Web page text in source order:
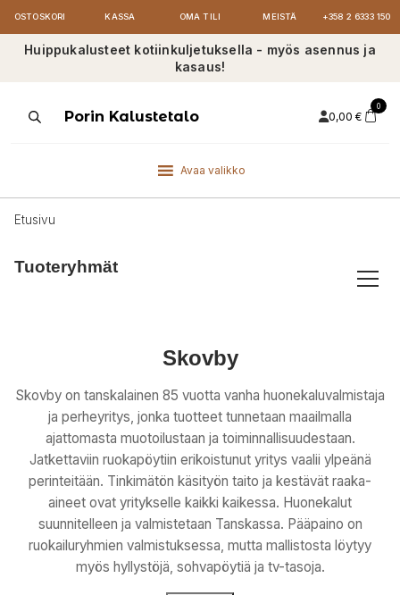
OSTOSKORI KASSA OMA TILI MEISTÄ +358 2 6333 150
Huippukalusteet kotiinkuljetuksella - myös asennus ja
kasaus!
ProductsPorin Kalustetalo 0,00 €
0
Avaa valikko
Etusivu
Tuoteryhmät
Skovby
Skovby on tanskalainen 85 vuotta vanha huonekaluvalmistaja
ja perheyritys, jonka tuotteet tunnetaan maailmalla
ajattomasta muotoilustaan ja toiminnallisuudestaan.
Jatkettaviin ruokapöytiin erikoistunut yritys vaalii ylpeänä
perinteitään. Tinkimätön käsityön taito ja kestävät raaka-
aineet ovat yritykselle kaikki kaikessa. Huonekalut
suunnitelleen ja valmistetaan Tanskassa. Pääpaino on
ruokailuryhmien valmistuksessa, mutta mallistosta löytyy
myös hyllystöjä, sohvapöytiä ja tv-tasoja.